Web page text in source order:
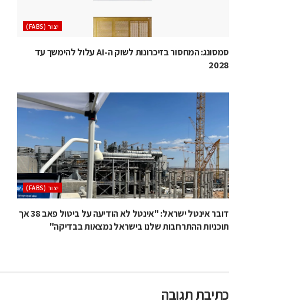
‫יצור (‪(FABS‬‬
סמסונג: המחסור בזיכרונות לשוק ה-AI עלול להימשך עד
2028
‫יצור (‪(FABS‬‬
דובר אינטל ישראל: "אינטל לא הודיעה על ביטול פאב 38 אך
תוכניות ההתרחבות שלנו בישראל נמצאות בבדיקה"
כתיבת תגובה